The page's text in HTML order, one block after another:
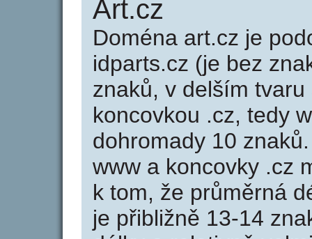
Art.cz
Doména art.cz je
idparts.cz (je bez
znaků, v delším
koncovkou .cz, tedy
dohromady 10
www a koncovky .cz
k tom, že průměrná
je přibližně 13-14